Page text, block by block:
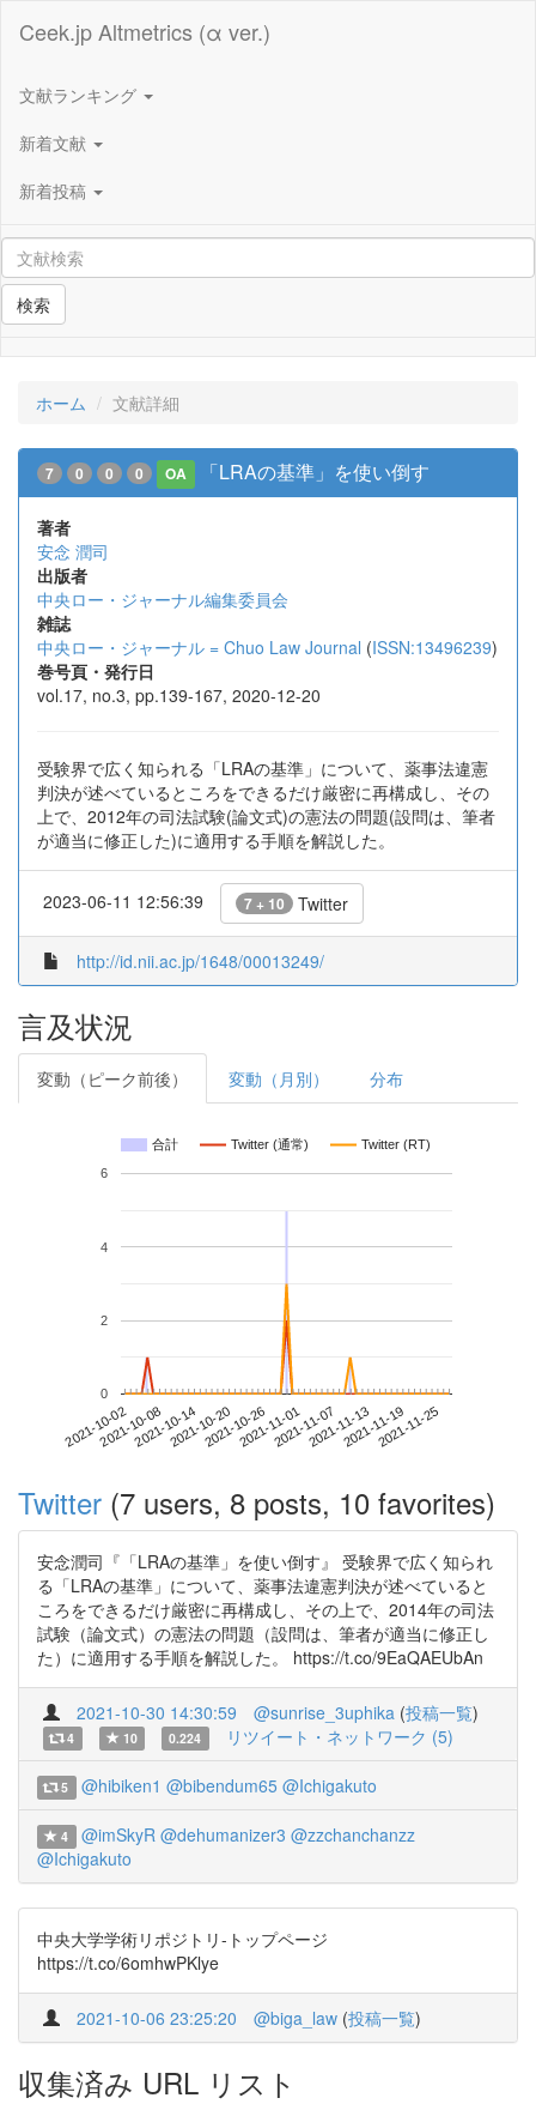
Ceek.jp Altmetrics (α ver.)
文献ランキング
新着文献
新着投稿
検索
ホーム 文献詳細
7 0 0 0 OA 「LRAの基準」を使い倒す
著者
安念 潤司
出版者
中央ロー・ジャーナル編集委員会
雑誌
中央ロー・ジャーナル = Chuo Law Journal (ISSN:13496239)
巻号頁・発行日
vol.17, no.3, pp.139-167, 2020-12-20
受験界で広く知られる「LRAの基準」について、薬事法違憲
判決が述べているところをできるだけ厳密に再構成し、その
上で、2012年の司法試験(論文式)の憲法の問題(設問は、筆者
が適当に修正した)に適用する手順を解説した。
2023-06-11 12:56:39 7 + 10 Twitter
http://id.nii.ac.jp/1648/00013249/
言及状況
変動（ピーク前後） 変動（月別） 分布
合計 Twitter (通常) Twitter (RT)
2021-10-022021-10-082021-10-142021-10-202021-10-262021-11-012021-11-072021-11-132021-11-192021-11-25
0
2
4
6
Twitter (7 users, 8 posts, 10 favorites)
安念潤司『「LRAの基準」を使い倒す』 受験界で広く知られ
る「LRAの基準」について、薬事法違憲判決が述べていると
ころをできるだけ厳密に再構成し、その上で、2014年の司法
試験（論文式）の憲法の問題（設問は、筆者が適当に修正し
た）に適用する手順を解説した。 https://t.co/9EaQAEUbAn
2021-10-30 14:30:59 @sunrise_3uphika (投稿一覧)
4 10 0.224 リツイート・ネットワーク (5)
5 @hibiken1 @bibendum65 @Ichigakuto
4 @imSkyR @dehumanizer3 @zzchanchanzz
@Ichigakuto
中央大学学術リポジトリ-トップページ
https://t.co/6omhwPKlye
2021-10-06 23:25:20 @biga_law (投稿一覧)
収集済み URL リスト